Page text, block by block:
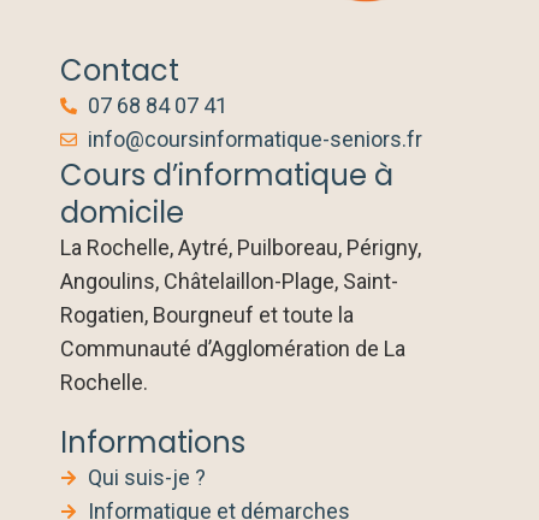
Contact
07 68 84 07 41
info@coursinformatique-seniors.fr
Cours d’informatique à
domicile
La Rochelle, Aytré, Puilboreau, Périgny,
Angoulins, Châtelaillon-Plage, Saint-
Rogatien, Bourgneuf et toute la
Communauté d’Agglomération de La
Rochelle.
Informations
Qui suis-je ?
Informatique et démarches